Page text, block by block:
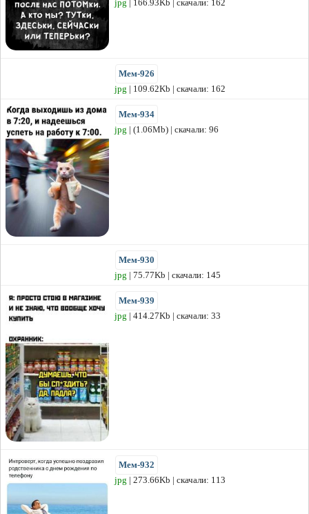
jpg | 166.93Kb | скачали: 162
Мем-926
jpg | 109.62Kb | скачали: 162
Мем-934
jpg | (1.06Mb) | скачали: 96
Мем-930
jpg | 75.77Kb | скачали: 145
Мем-939
jpg | 414.27Kb | скачали: 33
Мем-932
jpg | 273.66Kb | скачали: 113